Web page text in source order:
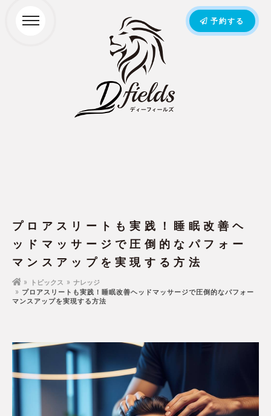
予約する
プロアスリートも実践！睡眠改善ヘ
ッドマッサージで圧倒的なパフォー
マンスアップを実現する方法
トピックス
ナレッジ
プロアスリートも実践！睡眠改善ヘッドマッサージで圧倒的なパフォー
マンスアップを実現する方法